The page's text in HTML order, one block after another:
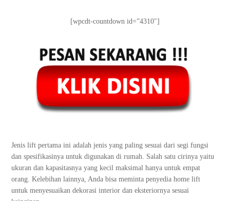
[wpcdt-countdown id=”4310″]
Jenis lift pertama ini adalah jenis yang paling sesuai dari segi fungsi
dan spesifikasinya untuk digunakan di rumah. Salah satu cirinya yaitu
ukuran dan kapasitasnya yang kecil maksimal hanya untuk empat
orang. Kelebihan lainnya, Anda bisa meminta penyedia home lift
untuk menyesuaikan dekorasi interior dan eksteriornya sesuai